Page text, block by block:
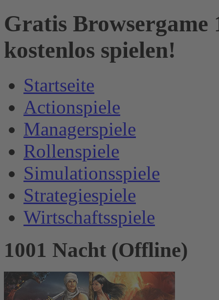
Gratis Browsergame
kostenlos spielen!
Startseite
Actionspiele
Managerspiele
Rollenspiele
Simulationsspiele
Strategiespiele
Wirtschaftsspiele
1001 Nacht (Offline)